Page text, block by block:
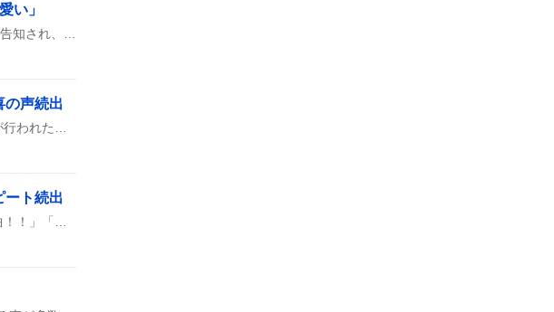
い」
の声続出
ート続出